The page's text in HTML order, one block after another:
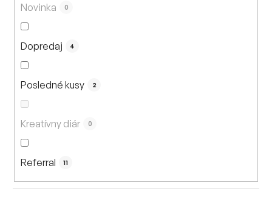
Novinka 0
Dopredaj 4
Posledné kusy 2
Kreatívny diár 0
Referral 11